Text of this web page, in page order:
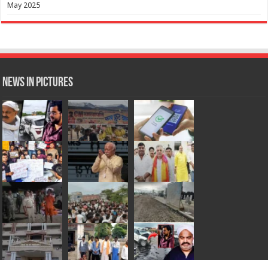
May 2025
News in Pictures